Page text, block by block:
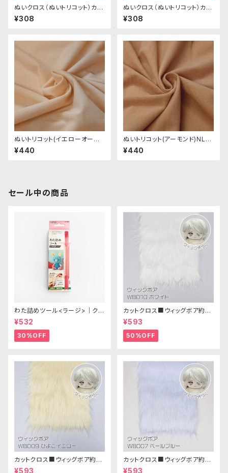
ぬいクロス（ぬいトリコット）カッ
トクロス各色A（新色）｜清原株
式会社
¥308
ぬいクロス（ぬいトリコット）カッ
トクロス各色｜清原株式会社
¥308
ぬいトリコット(イエローオーク
ル)NL003 ぬいぐるみ用薄手パ
イル生地 20cm
¥440
ぬいトリコット(アーモンド)NL0
04 ぬいぐるみ用薄手パイル生
地 20cm
¥440
セール中の商品
わた詰めツール<ラージ>｜クロ
バー
¥532
30%OFF
カットクロス■ウィッグボア約8c
m(ホワイト)WB010 ボア生地
25cm × 45cm
¥593
50%OFF
カットクロス■ウィッグボア約8c
m(ひよこイエロー)WB009ボア
¥593
カットクロス■ウィッグボア約8c
m(ペールブルー)WB007ボア
¥593